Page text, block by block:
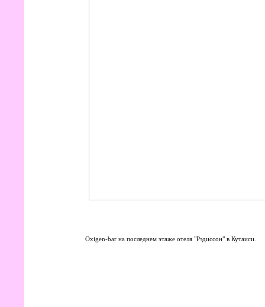
Oxigen-bar на последнем этаже отеля "Рэдиссон" в Кутаиси.